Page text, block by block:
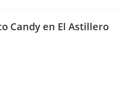
Candy en El Astillero